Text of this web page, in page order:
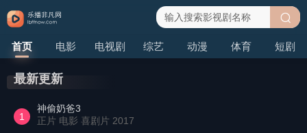
首页 电影 电视剧 综艺 动漫 体育 短剧
搜
最新更新
1
神偷奶爸3
正片 电影 喜剧片 2017